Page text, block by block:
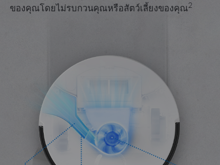
ของคุณโดยไม่รบกวนคุณหรือสัตว์เลี้ยงของคุณ2